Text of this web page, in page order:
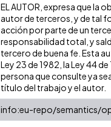
EL AUTOR, expresa que la
autor de terceros, y de tal
acción por parte de un
responsabilidad total, y
tercero de buena fe. Esta
Ley 23 de 1982, la Ley 44
persona que consulte ya
título del trabajo y el autor.
info:eu-repo/semantics/